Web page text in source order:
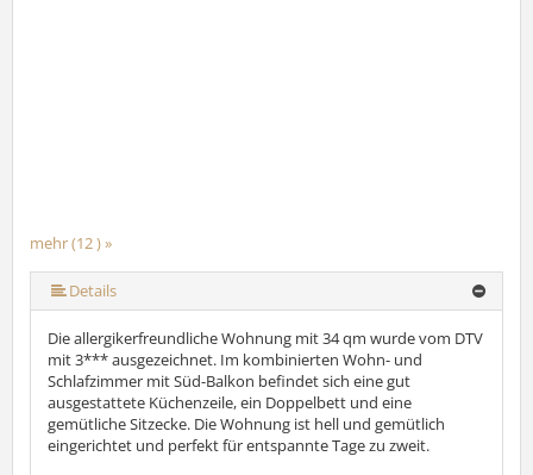
mehr (12 ) »
mehr (12 ) »
mehr (12 ) »
mehr (12 ) »
mehr (12 ) »
mehr (12 ) »
mehr (12 ) »
mehr (12 ) »
mehr (12 ) »
Details
Die allergikerfreundliche Wohnung mit 34 qm wurde vom DTV
mit 3*** ausgezeichnet. Im kombinierten Wohn- und
Schlafzimmer mit Süd-Balkon befindet sich eine gut
ausgestattete Küchenzeile, ein Doppelbett und eine
gemütliche Sitzecke. Die Wohnung ist hell und gemütlich
eingerichtet und perfekt für entspannte Tage zu zweit.